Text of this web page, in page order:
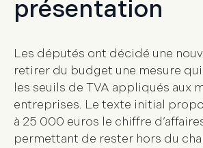
présentation
Les députés ont décidé une
retirer du budget une mesure
les seuils de TVA appliqués aux
entreprises. Le texte initial
à 25 000 euros le chiffre
permettant de rester hors du